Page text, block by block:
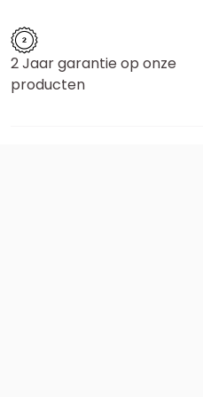
2 Jaar garantie op onze
producten